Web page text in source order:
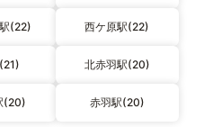
(22) 西ケ原駅(22)
北赤羽駅(20)
(20) 赤羽駅(20)